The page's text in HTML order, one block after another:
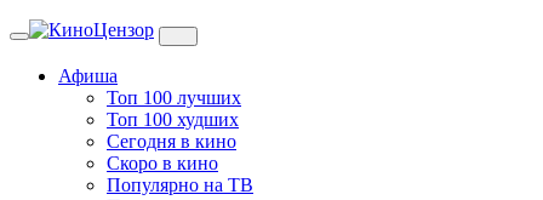
Toggle
Афиша
Топ 100 лучших
Топ 100 худших
Сегодня в кино
Скоро в кино
Популярно на ТВ